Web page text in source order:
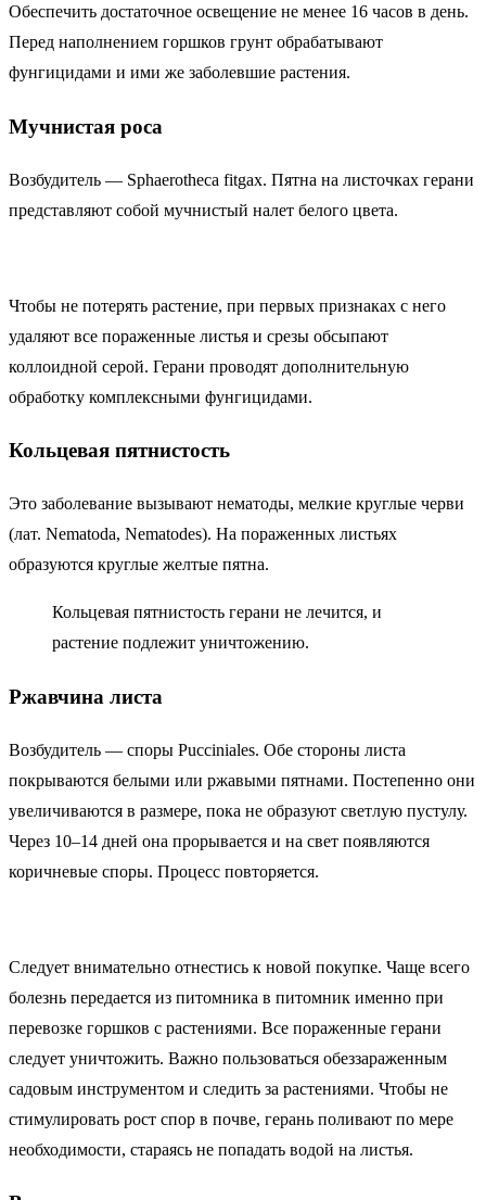
Обеспечить достаточное освещение не менее 16 часов в день.
Перед наполнением горшков грунт обрабатывают
фунгицидами и ими же заболевшие растения.
Мучнистая роса
Возбудитель — Sphaerotheca fitgax. Пятна на листочках герани
представляют собой мучнистый налет белого цвета.
Чтобы не потерять растение, при первых признаках с него
удаляют все пораженные листья и срезы обсыпают
коллоидной серой. Герани проводят дополнительную
обработку комплексными фунгицидами.
Кольцевая пятнистость
Это заболевание вызывают нематоды, мелкие круглые черви
(лат. Nematoda, Nematodes). На пораженных листьях
образуются круглые желтые пятна.
Кольцевая пятнистость герани не лечится, и
растение подлежит уничтожению.
Ржавчина листа
Возбудитель — споры Pucciniales. Обе стороны листа
покрываются белыми или ржавыми пятнами. Постепенно они
увеличиваются в размере, пока не образуют светлую пустулу.
Через 10–14 дней она прорывается и на свет появляются
коричневые споры. Процесс повторяется.
Следует внимательно отнестись к новой покупке. Чаще всего
болезнь передается из питомника в питомник именно при
перевозке горшков с растениями. Все пораженные герани
следует уничтожить. Важно пользоваться обеззараженным
садовым инструментом и следить за растениями. Чтобы не
стимулировать рост спор в почве, герань поливают по мере
необходимости, стараясь не попадать водой на листья.